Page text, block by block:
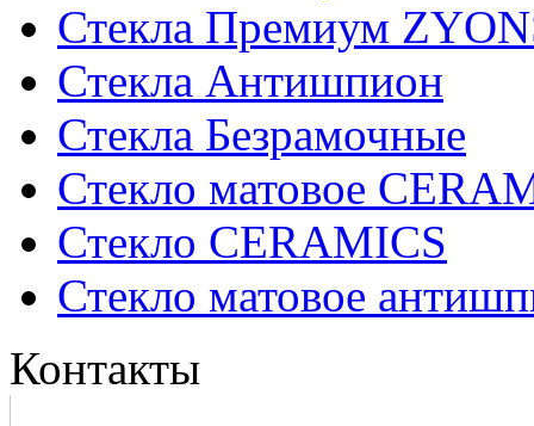
Стекла Премиум
Стекла Антишпион
Стекла Безрамочные
Стекло матовое
Стекло CERAMICS
Стекло матовое
Контакты